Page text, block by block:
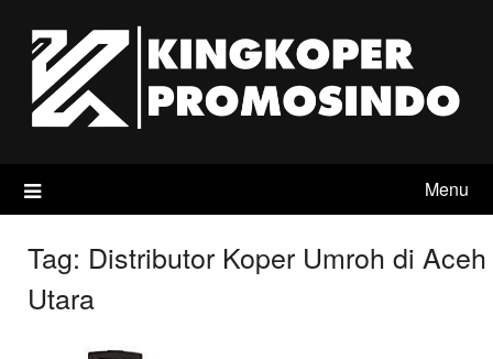
content
Menu
Tag: Distributor Koper Umroh di Aceh
Utara